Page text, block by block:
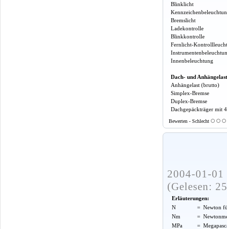
Blinklicht
Bremslicht
Ladekontrolle
Blinkkontrolle
Fernlicht-
Innenbeleuchtung
Dach- und Anhängelast
Anhängelast (brutto)
Simplex-Bremse
Duplex-Bremse
Dachgepäckträger mit
Bewerten - Schlecht
2004-01-
(Gelesen:
Erläuterungen:
N
= Newton
Nm
=
MPa
=